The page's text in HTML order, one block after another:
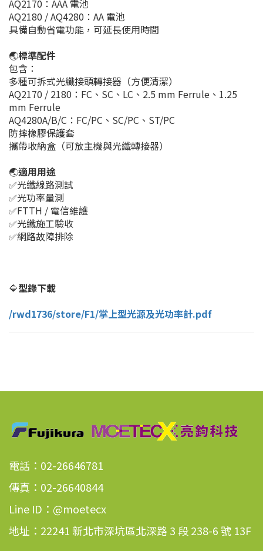
AQ2170：AAA 電池
AQ2180 / AQ4280：AA 電池
具備自動省電功能，可延長使用時間
🌏標準配件
包含：
多種可拆式光纖接頭轉接器（方便清潔）
AQ2170 / 2180：FC、SC、LC、2.5 mm Ferrule、1.25
mm Ferrule
AQ4280A/B/C：FC/PC、SC/PC、ST/PC
防摔橡膠保護套
攜帶收納盒（可放主機與光纖轉接器）
🌏適用用途
✅光纖線路測試
✅光功率量測
✅FTTH / 電信維護
✅光纖施工驗收
✅網路故障排除
🔷型錄下載
/rwd1736/store/F1/掌上型光源及光功率計.pdf
電話：02-26646781
傳真：02-26640844
Line ID：@moetecx
地址：22241 新北市深坑區北深路 3 段 238-6 號 13F